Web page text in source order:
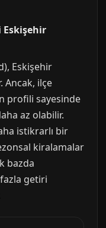
Eskişehir
Eskişehir
Ancak, ilçe
profili sayesinde
az olabilir.
istikrarlı bir
kiralamalar
bazda
getiri